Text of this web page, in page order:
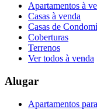
Apartamentos à
Casas à venda
Casas de
Coberturas
Terrenos
Ver todos à venda
Alugar
Apartamentos